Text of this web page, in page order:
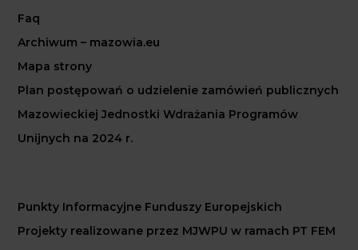
Faq
Archiwum – mazowia.eu
Mapa strony
Plan postępowań o udzielenie zamówień publicznych
Mazowieckiej Jednostki Wdrażania Programów
Unijnych na 2024 r.
Punkty Informacyjne Funduszy Europejskich
Projekty realizowane przez MJWPU w ramach PT FEM